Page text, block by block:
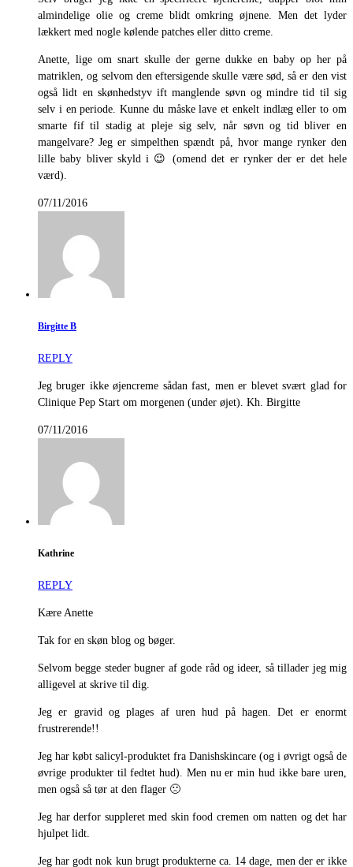
almindelige olie og creme blidt omkring øjnene. Men det lyder
lækkert med nogle kølende patches eller ditto creme.
Anette, lige om snart skulle der gerne dukke en baby op her på
matriklen, og selvom den eftersigende skulle være sød, så er den vist
også lidt en skønhedstyv ift manglende søvn og mindre tid til sig
selv i en periode. Kunne du måske lave et enkelt indlæg eller to om
smarte fif til stadig at pleje sig selv, når søvn og tid bliver en
mangelvare? Jeg er simpelthen spændt på, hvor mange rynker den
lille baby bliver skyld i 😉 (omend det er rynker der er det hele
værd).
07/11/2016
Birgitte B
REPLY
Jeg bruger ikke øjencreme sådan fast, men er blevet svært glad for
Clinique Pep Start om morgenen (under øjet). Kh. Birgitte
07/11/2016
Kathrine
REPLY
Kære Anette
Tak for en skøn blog og bøger.
Selvom begge steder bugner af gode råd og ideer, så tillader jeg mig
alligevel at skrive til dig.
Jeg er gravid og plages af uren hud på hagen. Det er enormt
frustrerende!!
Jeg har købt salicyl-produktet fra Danishskincare (og i øvrigt også de
øvrige produkter til fedtet hud). Men nu er min hud ikke bare uren,
men også så tør at den flager 🙁
Jeg har derfor suppleret med skin food cremen om natten og det har
hjulpet lidt.
Jeg har godt nok kun brugt produkterne ca. 14 dage, men der er ikke